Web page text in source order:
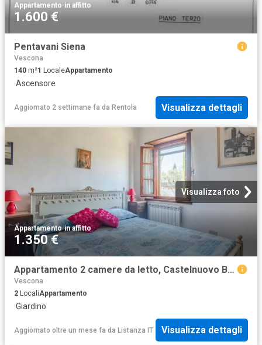
Appartamento·in affitto
1.600 €
Pentavani Siena
Vescona
140 m²1 LocaleAppartamento
·Ascensore
Aggiornato 2 settimane fa da Rentola Visualizza dettagli
Visualizza foto
Appartamento·in affitto
1.350 €
Appartamento 2 camere da letto, Castelnuovo Berardenga Castelnuovo Berardenga 53019 ES98789065
Vescona
2 LocaliAppartamento
·Giardino
Aggiornato oltre un mese fa da Listanza IT Visualizza dettagli